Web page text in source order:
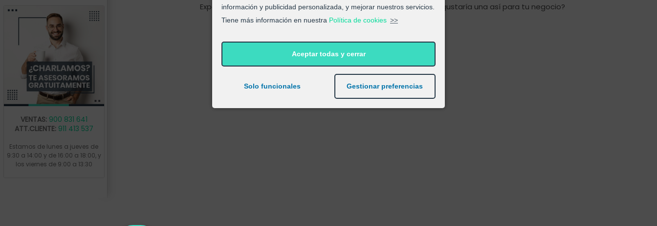
información y publicidad personalizada, y mejorar nuestros servicios.
Tiene más información en nuestra Política de cookies >>
Aceptar todas y cerrar
Solo funcionales Gestionar preferencias
VENTAS: 900 831 641
ATT.CLIENTE: 911 413 537
Estamos de lunes a jueves de
9:30 a 14:00 y de 16:00 a 18:00, y
los viernes de 9:00 a 13:30
ExpertosLOPD® | Web realizada por nuestros propios técnicos, ¿te gustaría una así para tu negocio?